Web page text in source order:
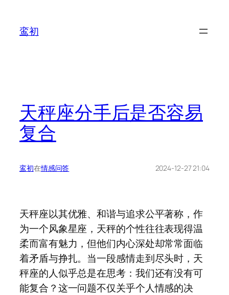
鸾初
天秤座分手后是否容易
复合
鸾初在情感问答 2024-12-27 21:04
天秤座以其优雅、和谐与追求公平著称，作
为一个风象星座，天秤的个性往往表现得温
柔而富有魅力，但他们内心深处却常常面临
着矛盾与挣扎。当一段感情走到尽头时，天
秤座的人似乎总是在思考：我们还有没有可
能复合？这一问题不仅关乎个人情感的决